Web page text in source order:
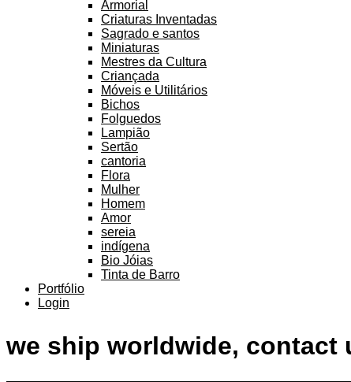
Armorial
Criaturas Inventadas
Sagrado e santos
Miniaturas
Mestres da Cultura
Criançada
Móveis e Utilitários
Bichos
Folguedos
Lampião
Sertão
cantoria
Flora
Mulher
Homem
Amor
sereia
indígena
Bio Jóias
Tinta de Barro
Portfólio
Login
we ship worldwide, contact